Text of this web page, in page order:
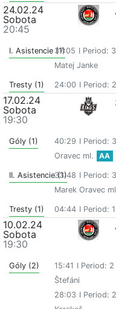
24.02.24
Sobota
20:45
I. Asistencie (1)37:05 I Period: 3
Matej Janke
Tresty (1) 24:00 I Period: 2
17.02.24
Sobota
19:30
Góly (1) 40:29 I Period: 3
Oravec ml.
AA
II. Asistencie (1)
33:48 I Period: 3
Marek Oravec
Tresty (1) 04:44 I Period: 1
10.02.24
Sobota
19:30
Góly (2) 15:41 I Period: 2
Štefáni
28:03 I Period: 2